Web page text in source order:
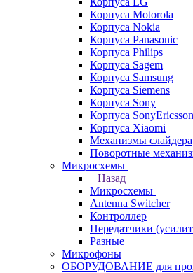
Корпуса Motorola
Корпуса Nokia
Корпуса Panasonic
Корпуса Philips
Корпуса Sagem
Корпуса Samsung
Корпуса Siemens
Корпуса Sony
Корпуса SonyEricsson
Корпуса Xiaomi
Механизмы слайдера
Поворотные
Микросхемы
Назад
Микросхемы
Antenna Switcher
Контроллер
Передатчики
Разные
Микрофоны
ОБОРУДОВАНИЕ для